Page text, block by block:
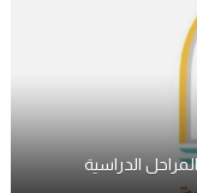
الدراسية